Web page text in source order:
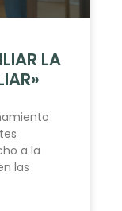
LA
a la
las